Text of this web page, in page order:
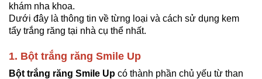
khám nha khoa.
Dưới đây là thông tin về từng loại và cách sử dụng kem
tẩy trắng răng tại nhà cụ thể nhất.
1. Bột trắng răng Smile Up
Bột trắng răng Smile Up có thành phần chủ yếu từ than